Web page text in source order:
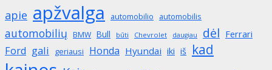
apie apžvalga automobilio automobilis
automobilių BMW Bull būti Chevrolet daugiau dėl Ferrari
Ford gali geriausi Honda Hyundai iki iš kad